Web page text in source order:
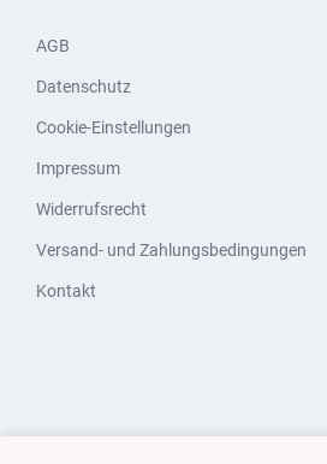
AGB
Datenschutz
Cookie-Einstellungen
Impressum
Widerrufsrecht
Versand- und Zahlungsbedingungen
Kontakt